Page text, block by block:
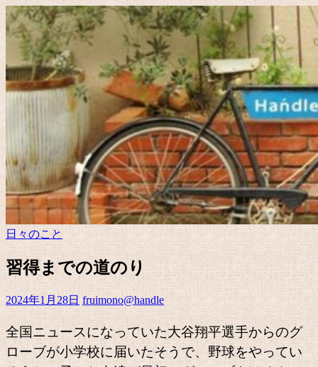
日々のこと
習得までの道のり
2024年1月28日 fruimono@handle
全国ニュースになっていた大谷翔平選手からのグ
ローブが小学校に届いたそうで、野球をやってい